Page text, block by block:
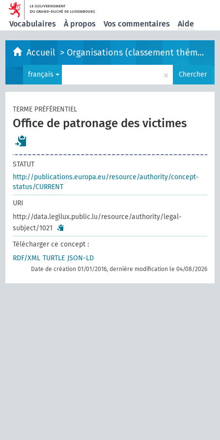
Vocabulaires À propos Vos commentaires Aide
Accueil > Organisations (classement thématique)
français × Chercher
TERME PRÉFÉRENTIEL
Office de patronage des victimes
STATUT
http://publications.europa.eu/resource/authority/concept-
status/CURRENT
URI
http://data.legilux.public.lu/resource/authority/legal-
subject/1021
Télécharger ce concept :
RDF/XML TURTLE JSON-LD
Date de création 01/01/2016, dernière modification le 04/08/2026